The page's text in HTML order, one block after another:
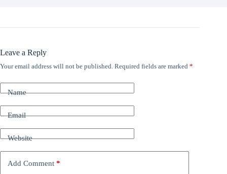
Leave a Reply
Your email address will not be published. Required fields are marked *
Name
Email
Website
Add Comment *